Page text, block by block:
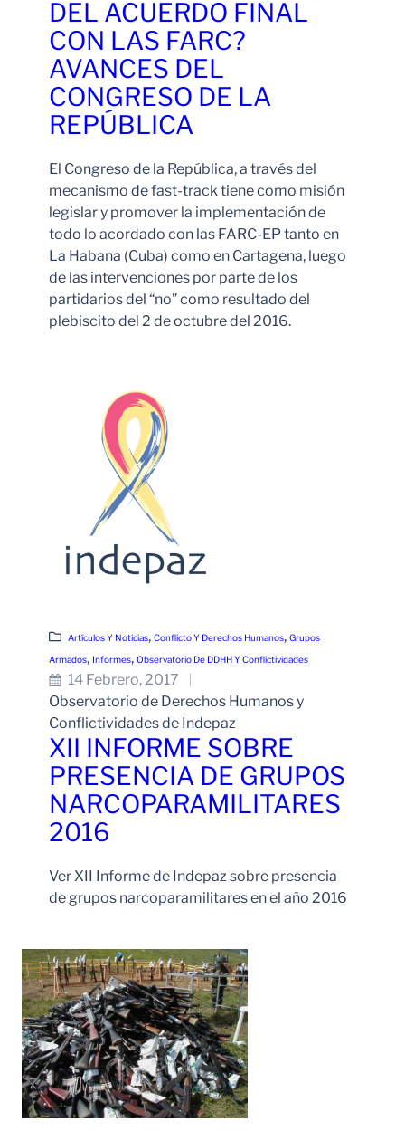
DEL ACUERDO FINAL
CON LAS FARC?
AVANCES DEL
CONGRESO DE LA
REPÚBLICA
El Congreso de la República, a través del
mecanismo de fast-track tiene como misión
legislar y promover la implementación de
todo lo acordado con las FARC-EP tanto en
La Habana (Cuba) como en Cartagena, luego
de las intervenciones por parte de los
partidarios del “no” como resultado del
plebiscito del 2 de octubre del 2016.
Artículos Y Noticias, Conflicto Y Derechos Humanos, Grupos
Armados, Informes, Observatorio De DDHH Y Conflictividades
14 Febrero, 2017
Observatorio de Derechos Humanos y
Conflictividades de Indepaz
XII INFORME SOBRE
PRESENCIA DE GRUPOS
NARCOPARAMILITARES
2016
Ver XII Informe de Indepaz sobre presencia
de grupos narcoparamilitares en el año 2016